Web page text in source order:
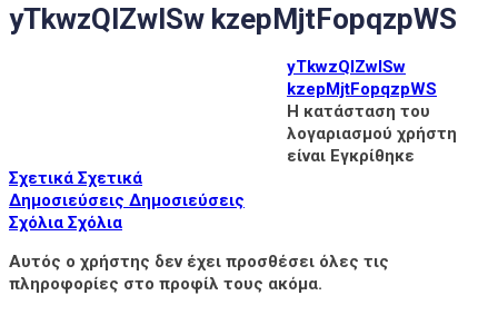
yTkwzQlZwlSw kzepMjtFopqzpWS
yTkwzQlZwlSw
kzepMjtFopqzpWS
Η κατάσταση του
λογαριασμού χρήστη
είναι Εγκρίθηκε
Σχετικά Σχετικά
Δημοσιεύσεις Δημοσιεύσεις
Σχόλια Σχόλια
Αυτός ο χρήστης δεν έχει προσθέσει όλες τις
πληροφορίες στο προφίλ τους ακόμα.